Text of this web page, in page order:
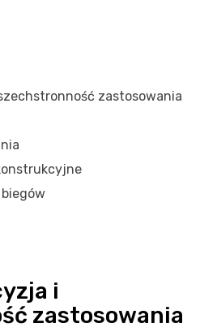
zastosowania
i
zastosowania